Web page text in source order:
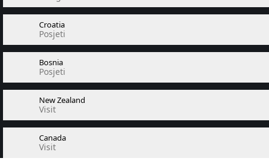
Croatia
Posjeti
Bosnia
Posjeti
New Zealand
Visit
Canada
Visit